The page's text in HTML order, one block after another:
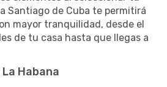
Santiago de Cuba te permitirá
mayor tranquilidad, desde el
de tu casa hasta que llegas a
Habana